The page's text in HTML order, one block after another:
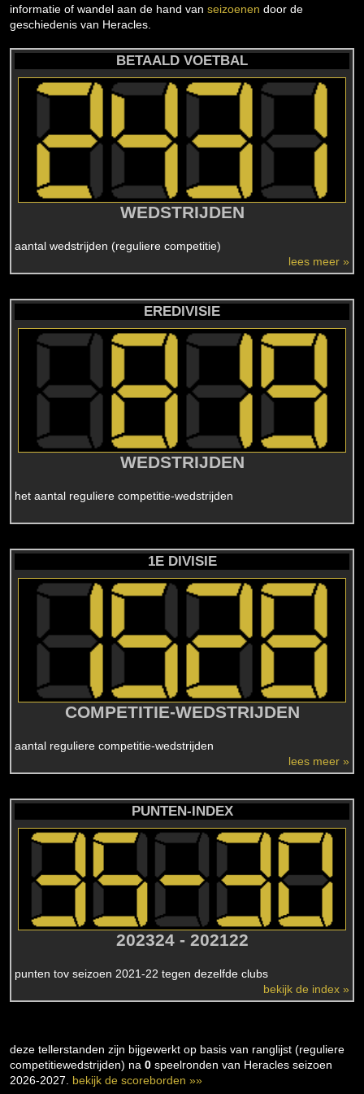
informatie of wandel aan de hand van seizoenen door de
geschiedenis van Heracles.
BETAALD VOETBAL
WEDSTRIJDEN
aantal wedstrijden (reguliere competitie)
lees meer »
EREDIVISIE
WEDSTRIJDEN
het aantal reguliere competitie-wedstrijden
1E DIVISIE
COMPETITIE-WEDSTRIJDEN
aantal reguliere competitie-wedstrijden
lees meer »
PUNTEN-INDEX
202324 - 202122
punten tov seizoen 2021-22 tegen dezelfde clubs
bekijk de index »
deze tellerstanden zijn bijgewerkt op basis van ranglijst (reguliere
competitiewedstrijden) na 0 speelronden van Heracles seizoen
2026-2027. bekijk de scoreborden »»